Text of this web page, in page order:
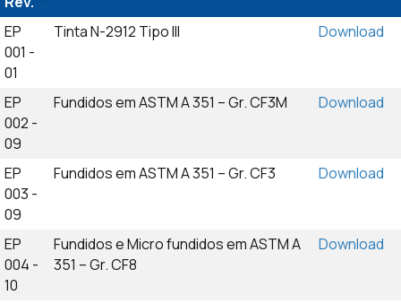
EP
001 -
01
Tinta N-2912 Tipo III Download
EP
002 -
09
Fundidos em ASTM A 351 – Gr. CF3M Download
EP
003 -
09
Fundidos em ASTM A 351 – Gr. CF3 Download
EP
004 -
10
Fundidos e Micro fundidos em ASTM A
351 – Gr. CF8
Download